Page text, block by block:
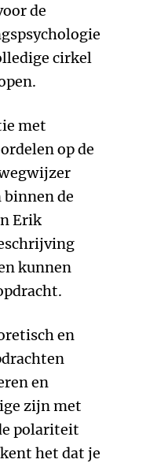
de
cirkel
met
op de
de
Erik
kunnen
en
en
zijn met
polariteit
het dat je